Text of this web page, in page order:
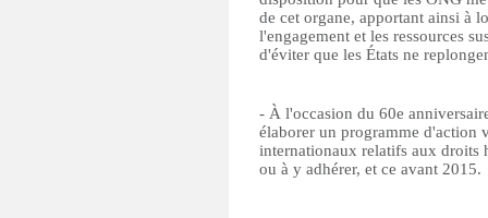
de cet organe, apportant ainsi à
l'engagement et les ressources
d'éviter que les États ne
- À l'occasion du 60e
élaborer un programme d'action
internationaux relatifs aux droits
ou à y adhérer, et ce avant 2015.